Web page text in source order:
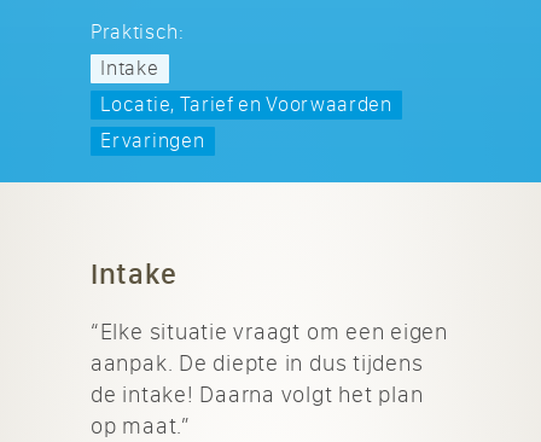
Praktisch:
Intake
Locatie, Tarief en Voorwaarden
Ervaringen
Intake
“Elke situatie vraagt om een eigen
aanpak. De diepte in dus tijdens
de intake! Daarna volgt het plan
op maat.”